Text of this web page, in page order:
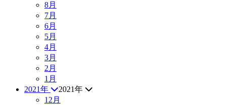
8月
7月
6月
5月
4月
3月
2月
1月
2021年
2021年
12月